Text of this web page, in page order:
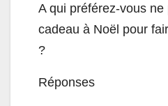
A qui préférez-vous ne
cadeau à Noël pour
?
Réponses